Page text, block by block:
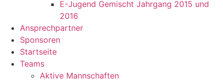
E-Jugend Gemischt Jahrgang 2015 und
2016
Ansprechpartner
Sponsoren
Startseite
Teams
Aktive Mannschaften